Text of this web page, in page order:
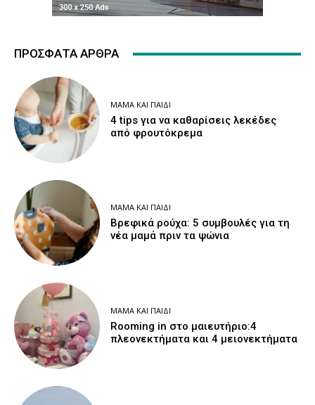
ΠΡΌΣΦΑΤΑ ΆΡΘΡΑ
ΜΑΜΆ ΚΑΙ ΠΑΙΔΊ
4 tips για να καθαρίσεις λεκέδες
από φρουτόκρεμα
ΜΑΜΆ ΚΑΙ ΠΑΙΔΊ
Βρεφικά ρούχα: 5 συμβουλές για τη
νέα μαμά πριν τα ψώνια
ΜΑΜΆ ΚΑΙ ΠΑΙΔΊ
Rooming in στο μαιευτήριο:4
πλεονεκτήματα και 4 μειονεκτήματα